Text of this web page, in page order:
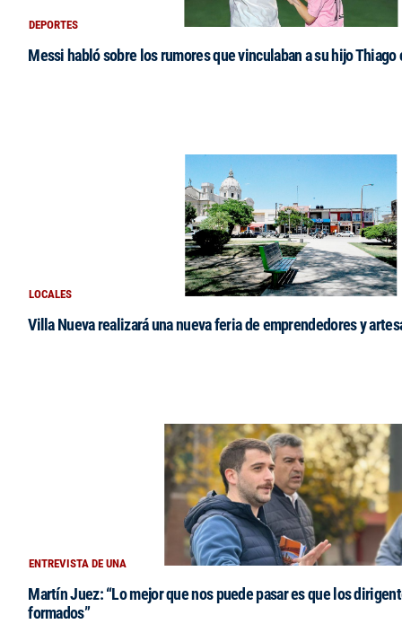
DEPORTES
Messi habló sobre los rumores que vinculaban a su hijo Thiago
LOCALES
Villa Nueva realizará una nueva feria de emprendedores y
ENTREVISTA DE UNA
Martín Juez: “Lo mejor que nos puede pasar es que los
formados”